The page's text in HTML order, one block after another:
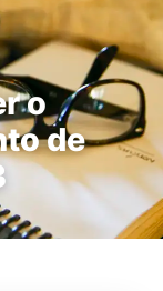
o
de